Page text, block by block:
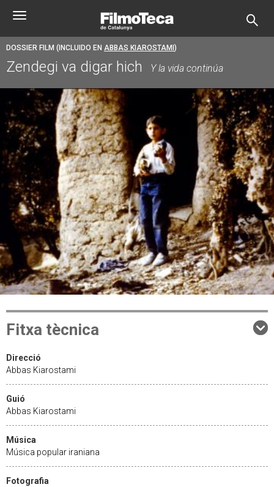
principal
Toggle
DOSSIER FILM (INCLUIDO EN ABBAS KIAROSTAMI )
Zendegi va digar hich Y la vida continúa
Fitxa tècnica
Direcció
Abbas Kiarostami
Guió
Abbas Kiarostami
Música
Música popular iraniana
Fotografia